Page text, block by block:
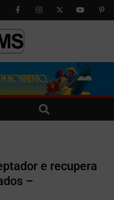
e recupera
–